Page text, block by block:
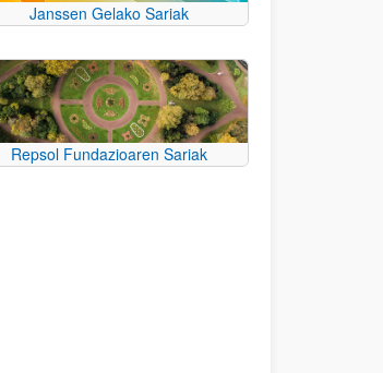
Janssen Gelako Sariak
Repsol Fundazioaren Sariak